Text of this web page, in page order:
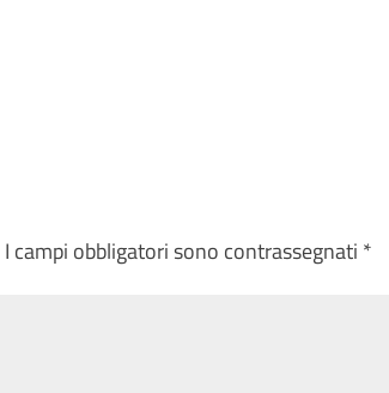
I campi obbligatori sono contrassegnati *